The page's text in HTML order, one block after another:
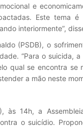
e
Este tema
interiormente”,
(PSDB), o
“Para o suicida,
qual se encontra se
a mão neste
às 14h, a
o suicídio.